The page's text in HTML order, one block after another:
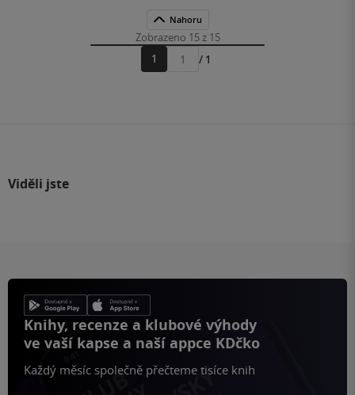
Nahoru
Zobrazeno 15 z 15
1
Přejít
/ 1
Viděli jste
Knihy, recenze a klubové výhody
ve vaší kapse a naší appce KDčko
Každý měsíc společně přečteme tisíce knih